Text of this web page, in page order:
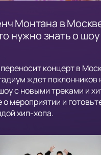
Монтана в
нужно знать о
концерт в
ждет поклонников
с новыми треками и
мероприятии и
хип-хопа.